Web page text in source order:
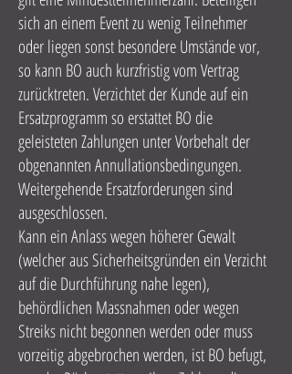
sich an einem Event zu wenig Teilnehmer
oder liegen sonst besondere Umstände vor,
so kann BO auch kurzfristig vom Vertrag
zurücktreten. Verzichtet der Kunde auf ein
Ersatzprogramm so erstattet BO die
geleisteten Zahlungen unter Vorbehalt der
obgenannten Annullationsbedingungen.
Weitergehende Ersatzforderungen sind
ausgeschlossen.
Kann ein Anlass wegen höherer Gewalt
(welcher aus Sicherheitsgründen ein Verzicht
auf die Durchführung nahe legen),
behördlichen Massnahmen oder wegen
Streiks nicht begonnen werden oder muss
vorzeitig abgebrochen werden, ist BO befugt,